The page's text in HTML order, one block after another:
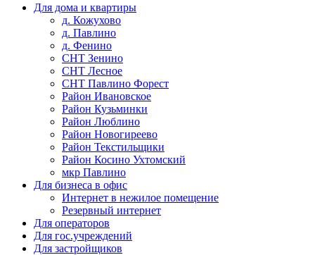
Для дома и квартиры
д. Кожухово
д. Павлино
д. Фенино
СНТ Зенино
СНТ Лесное
СНТ Павлино Форест
Район Ивановское
Район Кузьминки
Район Люблино
Район Новогиреево
Район Текстильщики
Район Косино Ухтомский
мкр Павлино
Для бизнеса в офис
Интернет в нежилое помещение
Резервный интернет
Для операторов
Для гос.учреждений
Для застройщиков